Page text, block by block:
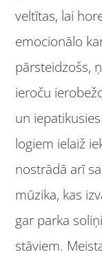
veltītas, lai
emocionālo
pārsteidzošs,
ieroču
un
logiem ielaiž
nostrādā arī
mūzika, kas
gar parka
stāviem.